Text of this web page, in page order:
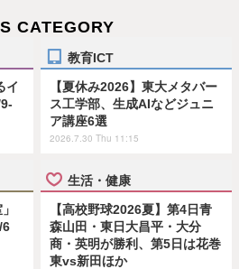
CATEGORY
イ
教育ICT
【夏休み2026】東大メタバー
ス工学部、生成AIなどジュニ
ア講座6選
2026.7.30 Thu 11:15
6
生活・健康
【高校野球2026夏】第4日青
森山田・東日大昌平・大分
商・英明が勝利、第5日は花巻
東vs新田ほか